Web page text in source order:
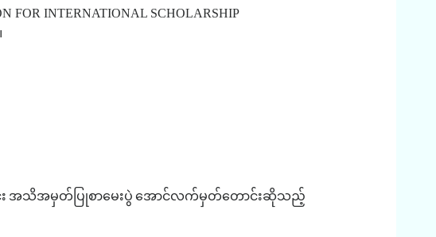
FOR INTERNATIONAL SCHOLARSHIP
အသိအမှတ်ပြုစာမေးပွဲ အောင်လက်မှတ်တောင်းဆိုသည့်